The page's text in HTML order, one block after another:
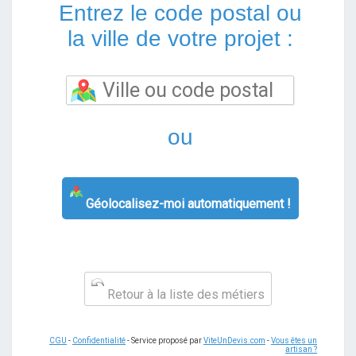
Entrez le code postal ou
la ville de votre projet :
ou
Géolocalisez-moi automatiquement !
Retour à la liste des métiers
CGU - Confidentialité- Service proposé parViteUnDevis.com -Vous êtes un
artisan ?